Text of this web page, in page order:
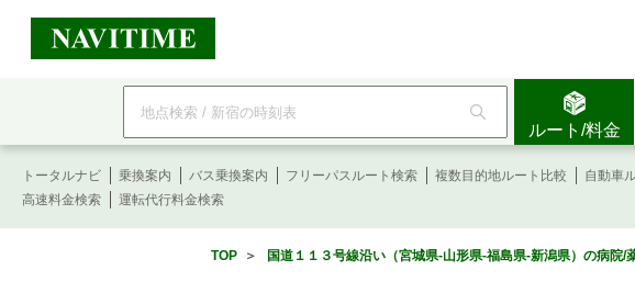
フ
ワ
ド
検
ルート/料金
トータルナビ 乗換案内 バス乗換案内 フリーパスルート検索 複数目的地ルート比較 自動車
高速料金検索
運転代行料金検索
TOP ＞ 国道１１３号線沿い（宮城県-山形県-福島県-新潟県）の病院/